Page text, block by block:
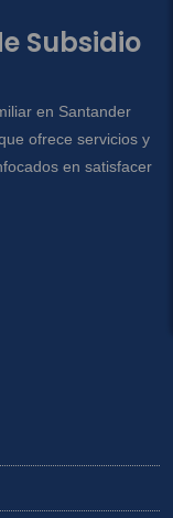
Subsidio
en Santander
ofrece servicios y
en satisfacer